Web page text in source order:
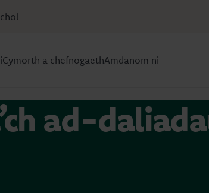
Cymorth a chefnogaethAmdanom ni
ad-